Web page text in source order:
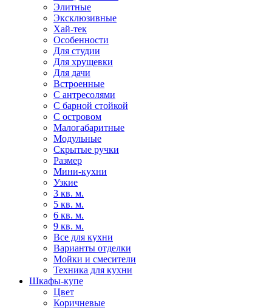
Элитные
Эксклюзивные
Хай-тек
Особенности
Для студии
Для хрущевки
Для дачи
Встроенные
С антресолями
С барной стойкой
С островом
Малогабаритные
Модульные
Скрытые ручки
Размер
Мини-кухни
Узкие
3 кв. м.
5 кв. м.
6 кв. м.
9 кв. м.
Все для кухни
Варианты отделки
Мойки и смесители
Техника для кухни
Шкафы-купе
Цвет
Коричневые